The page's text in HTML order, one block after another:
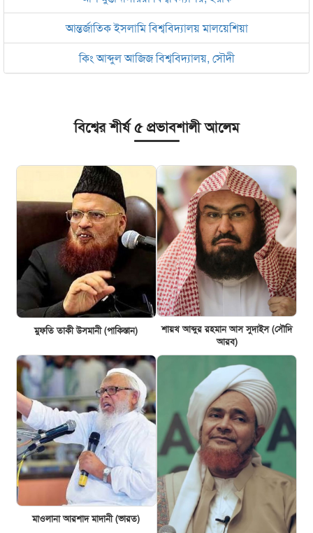
আন্তর্জাতিক ইসলামি বিশ্ববিদ্যালয় মালয়েশিয়া
কিং আব্দুল আজিজ বিশ্ববিদ্যালয়, সৌদী
বিশ্বের শীর্ষ ৫ প্রভাবশালী আলেম
মুফতি তাকী উসমানী (পাকিস্তান)
শায়খ আব্দুর রহমান আস সুদাইস (সৌদি
আরব)
মাওলানা আরশাদ মাদানী (ভারত)